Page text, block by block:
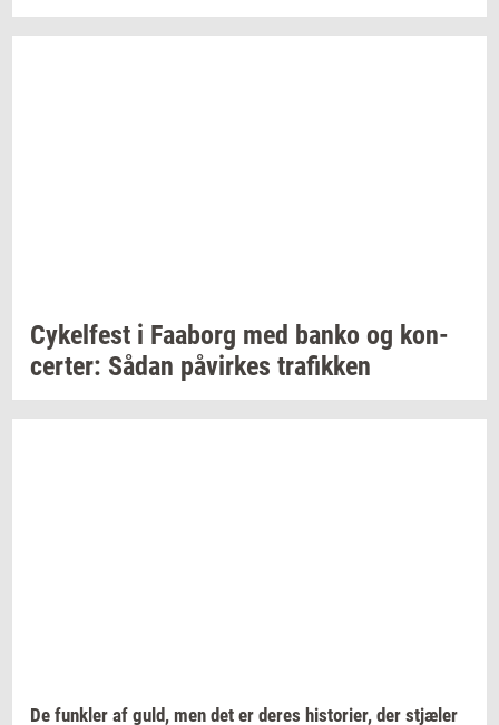
Cy­kel­fest i Faa­borg med banko og kon­
cer­ter: Sådan på­vir­kes tra­fik­ken
De funk­ler af guld, men det er deres hi­sto­ri­er, der stjæ­ler